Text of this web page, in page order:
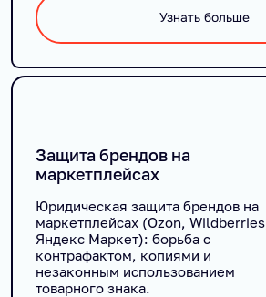
Узнать больше
Защита брендов на
маркетплейсах
Юридическая защита брендов на
маркетплейсах (Ozon, Wildberries,
Яндекс Маркет): борьба с
контрафактом, копиями и
незаконным использованием
товарного знака.